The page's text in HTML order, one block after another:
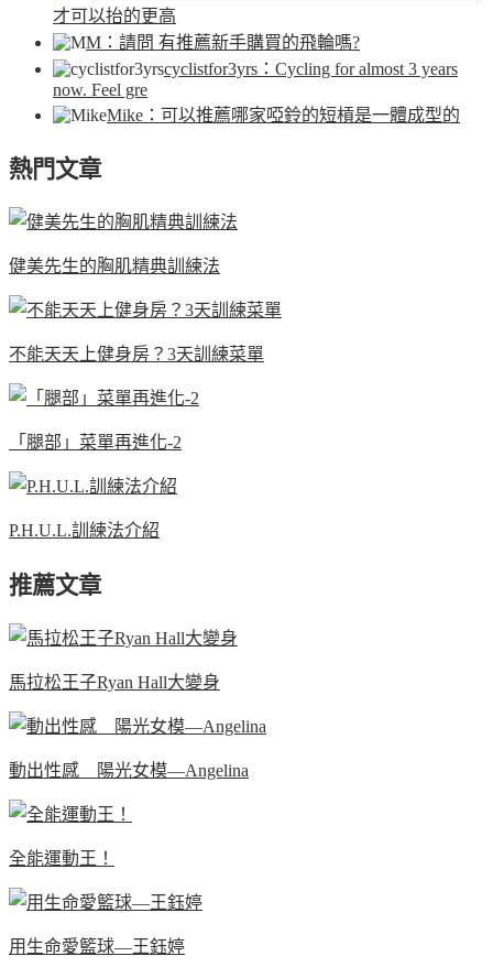
才可以抬的更高
M ：請問 有推薦新手購買的飛輪嗎?
cyclistfor3yrs ：Cycling for almost 3 years
now. Feel gre
Mike ：可以推薦哪家啞鈴的短槓是一體成型的
熱門文章
健美先生的胸肌精典訓練法
不能天天上健身房？3天訓練菜單
「腿部」菜單再進化-2
P.H.U.L.訓練法介紹
推薦文章
馬拉松王子Ryan Hall大變身
動出性感 陽光女模—Angelina
全能運動王！
用生命愛籃球—王鈺婷